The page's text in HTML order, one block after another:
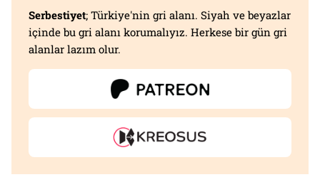
Serbestiyet; Türkiye'nin gri alanı. Siyah ve beyazlar
içinde bu gri alanı korumalıyız. Herkese bir gün gri
alanlar lazım olur.